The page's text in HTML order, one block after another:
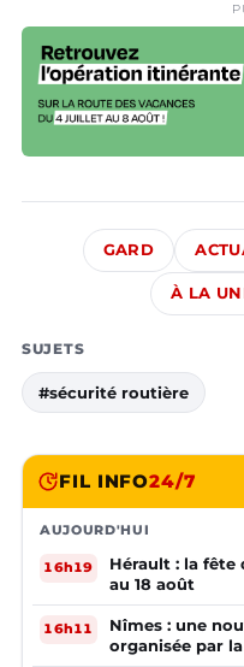
GARD
À LA
SUJETS
#sécurité routière
FIL INFO24/7
AUJOURD'HUI
16h19
Hérault : la fête
au 18 août
16h11
Nîmes : une
organisée par